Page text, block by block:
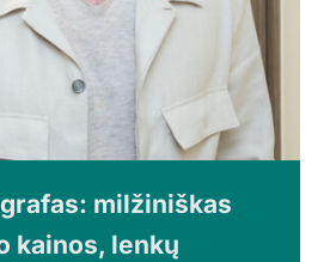
milžiniškas
kainos, lenkų